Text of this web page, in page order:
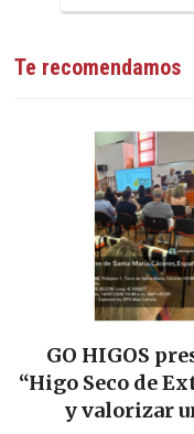
Te recomendamos
GO HIGOS
“Higo Seco de
y valorizar